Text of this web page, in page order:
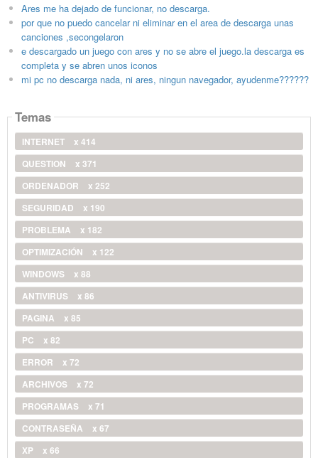
Ares me ha dejado de funcionar, no descarga.
por que no puedo cancelar ni eliminar en el area de descarga unas
canciones ,secongelaron
e descargado un juego con ares y no se abre el juego.la descarga es
completa y se abren unos iconos
mi pc no descarga nada, ni ares, ningun navegador, ayudenme??????
Temas
INTERNET
x 414
QUESTION
x 371
ORDENADOR
x 252
SEGURIDAD
x 190
PROBLEMA
x 182
OPTIMIZACIÓN
x 122
WINDOWS
x 88
ANTIVIRUS
x 86
PAGINA
x 85
PC
x 82
ERROR
x 72
ARCHIVOS
x 72
PROGRAMAS
x 71
CONTRASEÑA
x 67
XP
x 66